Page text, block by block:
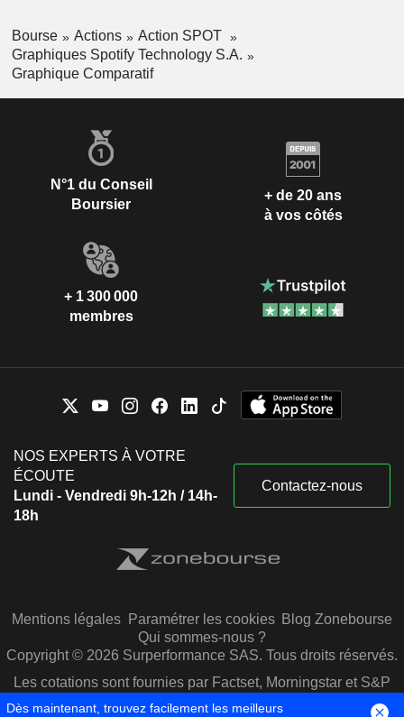
Bourse Actions
Action SPOT
Graphiques Spotify Technology S.A.
Graphique Comparatif
N°1 du Conseil
Boursier
+ de 20 ans
à vos côtés
+ 1 300 000
membres
NOS EXPERTS À VOTRE
ÉCOUTE
Lundi - Vendredi 9h-12h / 14h-
18h
Contactez-nous
Mentions légales Paramétrer les cookies Blog Zonebourse
Qui sommes-nous ?
Copyright © 2026 Surperformance SAS. Tous droits réservés.
Les cotations sont fournies par Factset, Morningstar et S&P
Capital IQ
Dès maintenant, trouvez facilement les meilleurs